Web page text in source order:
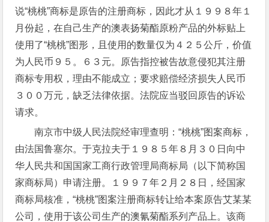
说“桃桃”商标是原告的注册商标，因此才从１９９８年１
月份起，在自己生产的澳表扬菊酯原粉产品的外标贴上
使用了“桃桃”图形，且使用的数量仅为４２５公斤，价值
为人民币９５。６３元。原告指控被告故意侵犯其注册
商标专用权，理由不能成立；要求赔偿经济损失人民币
３００万元，缺乏法律依据。法院应当驳回原告的诉讼
请求。
南京市中级人民法院经审理查明：“桃桃”图案商标，
由法国鲁塞尔。于克拉夫于１９８５年８月３０日向中
华人民共和国国家工商行政管理局商标局（以下简称国
家商标局）申请注册。１９９７年２月２８日，经国家
商标局核准，“桃桃”图案注册商标转让给本案原告艾某某
公司，使用于该公司生产的澳氰菊酯系列产品上。该商